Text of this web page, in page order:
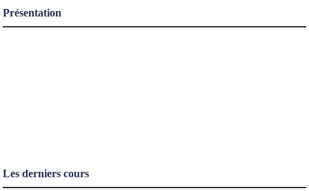
Présentation
Les derniers cours